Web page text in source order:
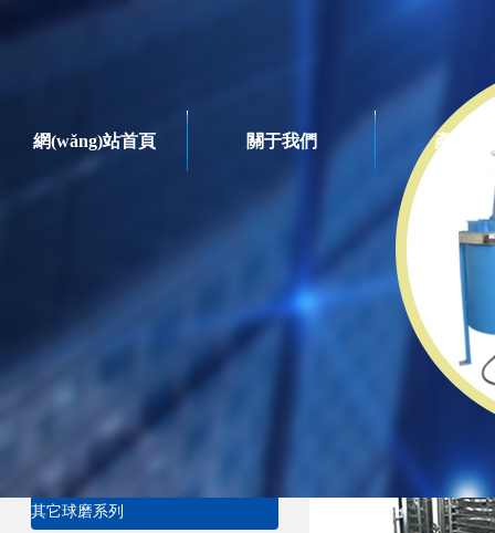
網(wǎng)站首頁 關于我們 產品系
立式循環(huán)球磨機
其它球磨系列
干燥系列